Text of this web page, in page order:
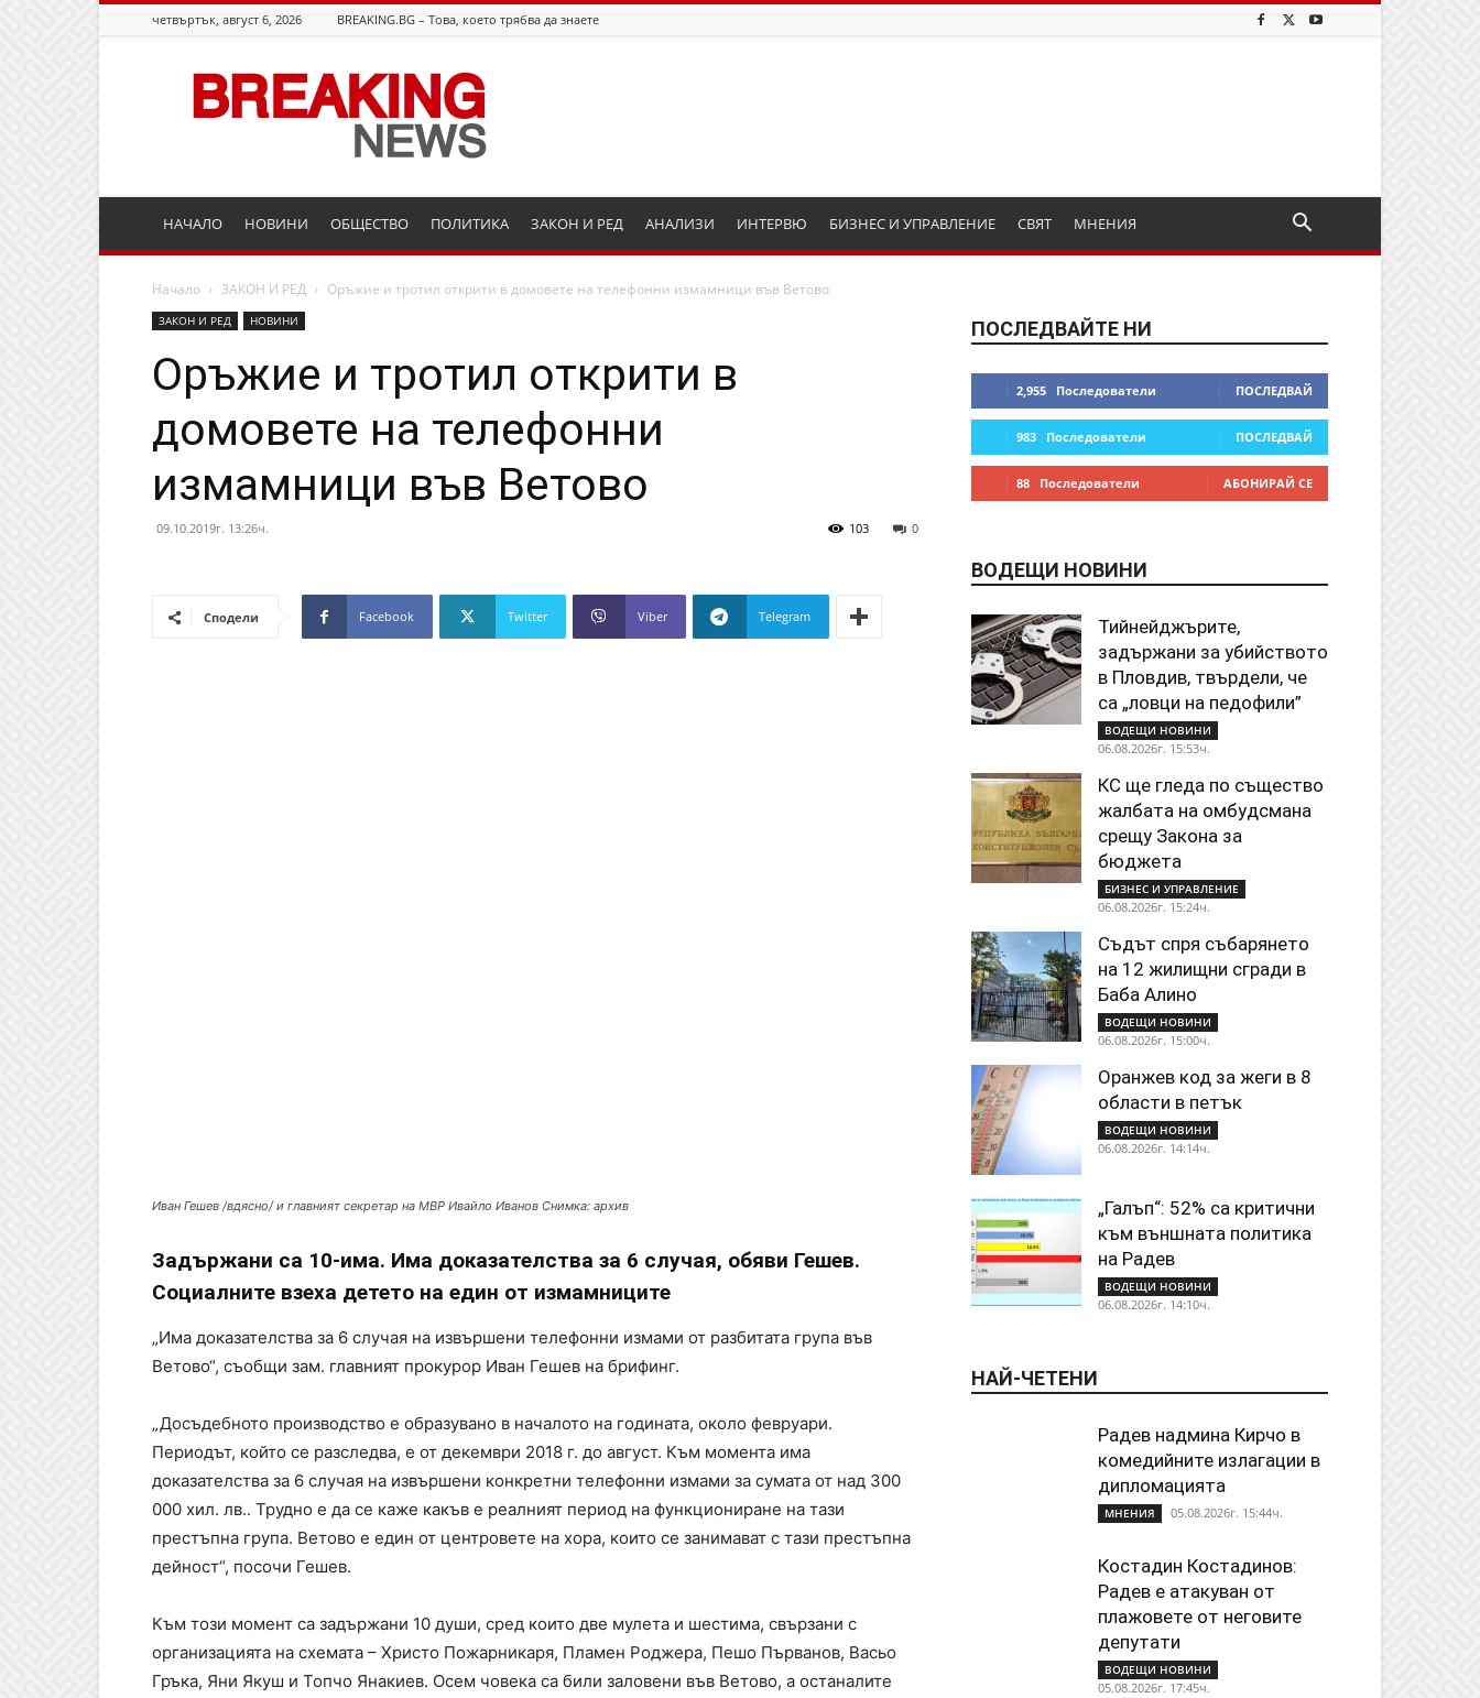
четвъртък, август 6, 2026 BREAKING.BG – Това, което трябва да знаете
Breaking.bg
НАЧАЛО НОВИНИ ОБЩЕСТВО ПОЛИТИКА ЗАКОН И РЕД АНАЛИЗИ ИНТЕРВЮ БИЗНЕС И УПРАВЛЕНИЕ СВЯТ МНЕНИЯ
Начало ЗАКОН И РЕД Оръжие и тротил открити в домовете на телефонни измамници във Ветово
ЗАКОН И РЕД НОВИНИ
Оръжие и тротил открити в
домовете на телефонни
измамници във Ветово
09.10.2019г. 13:26ч. 0
103
Сподели Facebook Twitter Viber Telegram
Иван Гешев /вдясно/ и главният секретар на МВР Ивайло Иванов Снимка: архив
Задържани са 10-има. Има доказателства за 6 случая, обяви Гешев.
Социалните взеха детето на един от измамниците
„Има доказателства за 6 случая на извършени телефонни измами от разбитата група във
Ветово“, съобщи зам. главният прокурор Иван Гешев на брифинг.
„Досъдебното производство е образувано в началото на годината, около февруари.
Периодът, който се разследва, е от декември 2018 г. до август. Към момента има
доказателства за 6 случая на извършени конкретни телефонни измами за сумата от над 300
000 хил. лв.. Трудно е да се каже какъв е реалният период на функциониране на тази
престъпна група. Ветово е един от центровете на хора, които се занимават с тази престъпна
дейност“, посочи Гешев.
Към този момент са задържани 10 души, сред които две мулета и шестима, свързани с
организацията на схемата – Христо Пожарникаря, Пламен Роджера, Пешо Първанов, Васьо
Гръка, Яни Якуш и Топчо Янакиев. Осем човека са били заловени във Ветово, а останалите
ПОСЛЕДВАЙТЕ НИ
2,955 Последователи ПОСЛЕДВАЙ
983 Последователи ПОСЛЕДВАЙ
88 Последователи АБОНИРАЙ СЕ
ВОДЕЩИ НОВИНИ
Тийнейджърите,
задържани за убийството
в Пловдив, твърдели, че
са „ловци на педофили”
ВОДЕЩИ НОВИНИ
06.08.2026г. 15:53ч.
КС ще гледа по същество
жалбата на омбудсмана
срещу Закона за
бюджета
БИЗНЕС И УПРАВЛЕНИЕ
06.08.2026г. 15:24ч.
Съдът спря събарянето
на 12 жилищни сгради в
Баба Алино
ВОДЕЩИ НОВИНИ
06.08.2026г. 15:00ч.
Оранжев код за жеги в 8
области в петък
ВОДЕЩИ НОВИНИ
06.08.2026г. 14:14ч.
„Галъп“: 52% са критични
към външната политика
на Радев
ВОДЕЩИ НОВИНИ
06.08.2026г. 14:10ч.
НАЙ-ЧЕТЕНИ
Радев надмина Кирчо в
комедийните излагации в
дипломацията
МНЕНИЯ 05.08.2026г. 15:44ч.
Костадин Костадинов:
Радев е атакуван от
плажoвете от неговите
депутати
ВОДЕЩИ НОВИНИ
05.08.2026г. 17:45ч.